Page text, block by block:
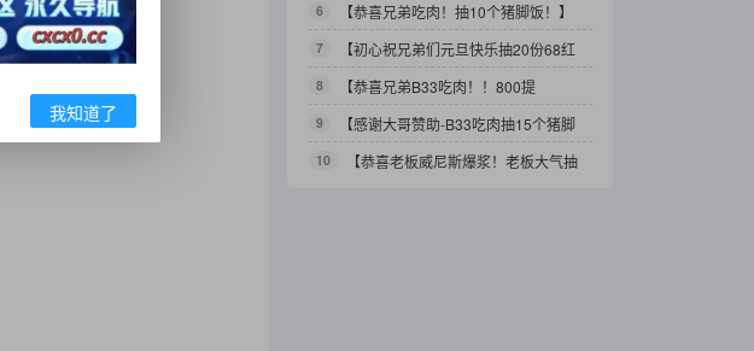
6 【恭喜兄弟吃肉！抽10个猪脚饭！】
7
【初心祝兄弟们元旦快乐抽20份68红
包！分享给朋友一起来！】
8
【恭喜兄弟B33吃肉！！800提
7k！！！】
9
【感谢大哥赞助-B33吃肉抽15个猪脚
饭！】
10
【恭喜老板威尼斯爆浆！老板大气抽
我知道了